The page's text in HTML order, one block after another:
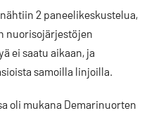
2 paneelikeskustelua,
nuorisojärjestöjen
ei saatu aikaan, ja
samoilla linjoilla.
oli mukana Demarinuorten